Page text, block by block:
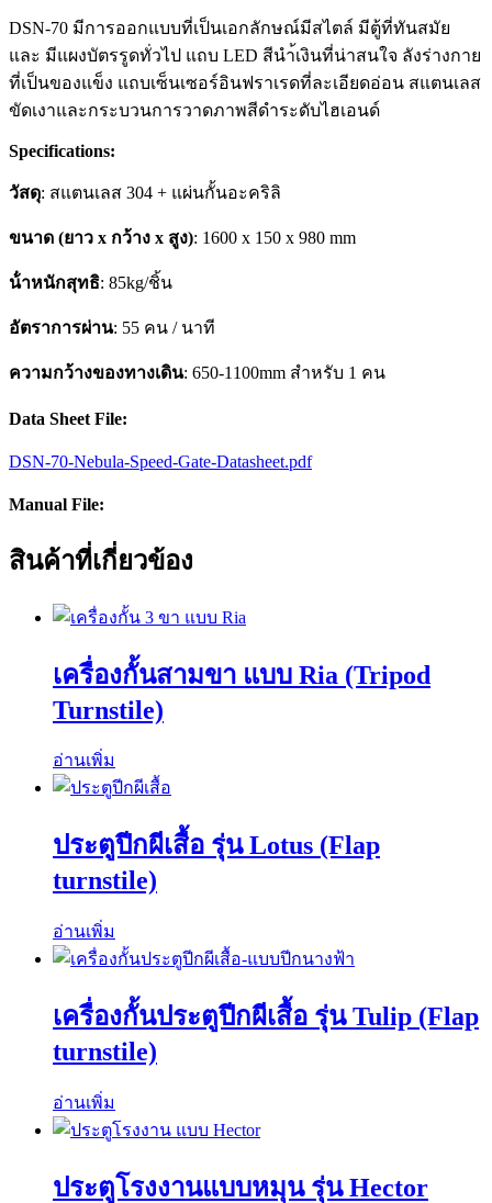
DSN-70 มีการออกแบบที่เป็นเอกลักษณ์มีสไตล์ มีตู้ที่ทันสมัย
และ มีแผงบัตรรูดทั่วไป แถบ LED สีนำ้เงินที่น่าสนใจ ลังร่างกาย
ที่เป็นของแข็ง แถบเซ็นเซอร์อินฟราเรดที่ละเอียดอ่อน สแตนเลส
ขัดเงาและกระบวนการวาดภาพสีดําระดับไฮเอนด์
Specifications:
วัสดุ: สแตนเลส 304 + แผ่นกั้นอะคริลิ
ขนาด (ยาว x กว้าง x สูง): 1600 x 150 x 980 mm
น้ําหนักสุทธิ: 85kg/ชิ้น
อัตราการผ่าน: 55 คน / นาที
ความกว้างของทางเดิน: 650-1100mm สำหรับ 1 คน
Data Sheet File:
DSN-70-Nebula-Speed-Gate-Datasheet.pdf
Manual File:
สินค้าที่เกี่ยวข้อง
เครื่องกั้นสามขา แบบ Ria (Tripod
Turnstile)
อ่านเพิ่ม
ประตูปีกผีเสื้อ รุ่น Lotus (Flap
turnstile)
อ่านเพิ่ม
เครื่องกั้นประตูปีกผีเสื้อ รุ่น Tulip (Flap
turnstile)
อ่านเพิ่ม
ประตูโรงงานแบบหมุน รุ่น Hector